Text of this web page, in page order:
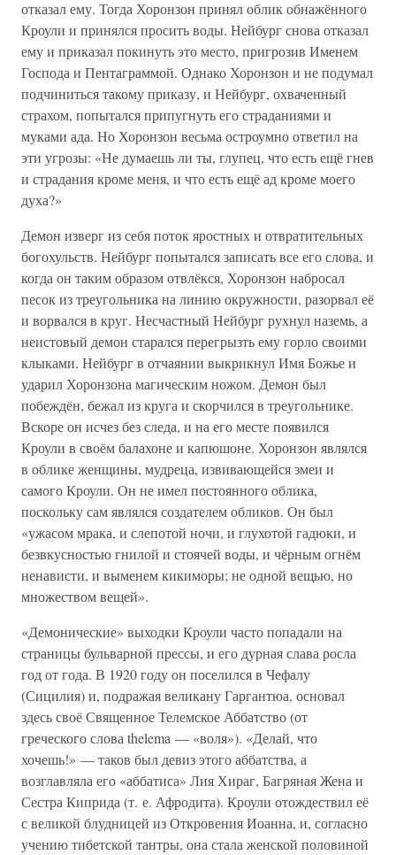
отказал ему. Тогда Хоронзон принял облик обнажённого
Кроули и принялся просить воды. Нейбург снова отказал
ему и приказал покинуть это место, пригрозив Именем
Господа и Пентаграммой. Однако Хоронзон и не подумал
подчиниться такому приказу, и Нейбург, охваченный
страхом, попытался припугнуть его страданиями и
муками ада. Но Хоронзон весьма остроумно ответил на
эти угрозы: «Не думаешь ли ты, глупец, что есть ещё гнев
и страдания кроме меня, и что есть ещё ад кроме моего
духа?»
Демон изверг из себя поток яростных и отвратительных
богохульств. Нейбург попытался записать все его слова, и
когда он таким образом отвлёкся, Хоронзон набросал
песок из треугольника на линию окружности, разорвал её
и ворвался в круг. Несчастный Нейбург рухнул наземь, а
неистовый демон старался перегрызть ему горло своими
клыками. Нейбург в отчаянии выкрикнул Имя Божье и
ударил Хоронзона магическим ножом. Демон был
побеждён, бежал из круга и скорчился в треугольнике.
Вскоре он исчез без следа, и на его месте появился
Кроули в своём балахоне и капюшоне. Хоронзон являлся
в облике женщины, мудреца, извивающейся змеи и
самого Кроули. Он не имел постоянного облика,
поскольку сам являлся создателем обликов. Он был
«ужасом мрака, и слепотой ночи, и глухотой гадюки, и
безвкусностью гнилой и стоячей воды, и чёрным огнём
ненависти, и выменем кикиморы; не одной вещью, но
множеством вещей».
«Демонические» выходки Кроули часто попадали на
страницы бульварной прессы, и его дурная слава росла
год от года. В 1920 году он поселился в Чефалу
(Сицилия) и, подражая великану Гаргантюа, основал
здесь своё Священное Телемское Аббатство (от
греческого слова thelema — «воля»). «Делай, что
хочешь!» — таков был девиз этого аббатства, а
возглавляла его «аббатиса» Лия Хираг, Багряная Жена и
Сестра Киприда (т. е. Афродита). Кроули отождествил её
с великой блудницей из Откровения Иоанна, и, согласно
учению тибетской тантры, она стала женской половиной